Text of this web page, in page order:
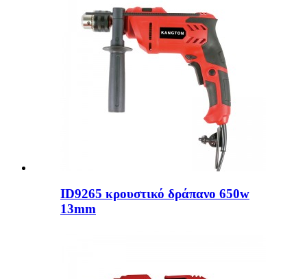
ID9265 κρουστικό δράπανο 650w
13mm